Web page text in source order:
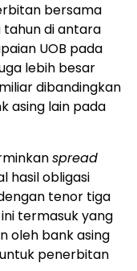
bersama
di antara
UOB pada
lebih besar
dibandingkan
asing lain pada
spread
hasil obligasi
tenor tiga
ini termasuk yang
oleh bank asing
penerbitan